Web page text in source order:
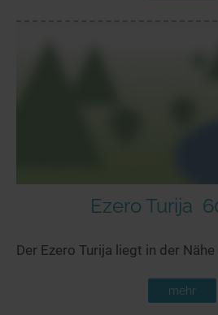
Ezero Turija
Der Ezero Turija liegt in der
mehr